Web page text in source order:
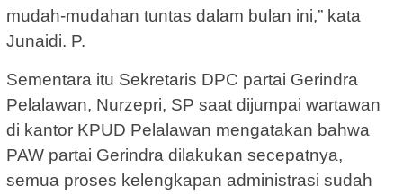
mudah-mudahan tuntas dalam bulan ini,” kata
Junaidi. P.
Sementara itu Sekretaris DPC partai Gerindra
Pelalawan, Nurzepri, SP saat dijumpai wartawan
di kantor KPUD Pelalawan mengatakan bahwa
PAW partai Gerindra dilakukan secepatnya,
semua proses kelengkapan administrasi sudah